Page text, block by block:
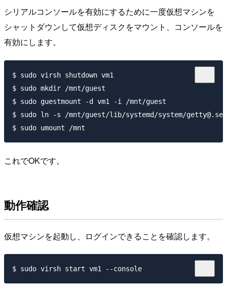
シリアルコンソールを有効にするために一度仮想マシンを
シャットダウンして仮想ディスクをマウント、コンソールを
有効にします。
$ sudo virsh shutdown vm1
$ sudo mkdir /mnt/guest
$ sudo guestmount -d vm1 -i /mnt/guest
$ sudo ln -s /mnt/guest/lib/systemd/system/
これでOKです。
動作確認
仮想マシンを起動し、ログインできることを確認します。